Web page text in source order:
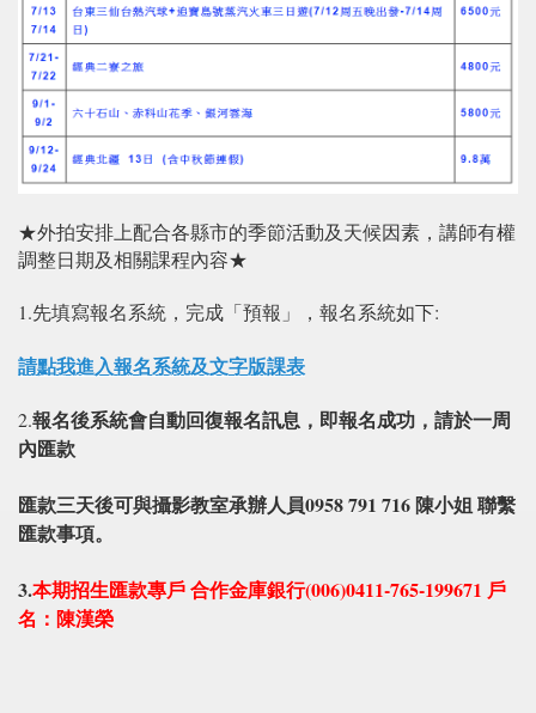
★外拍安排上配合各縣市的季節活動及天候因素，講師有權
調整日期及相關課程內容★
1.先填寫報名系統，完成「預報」，報名系統如下:
請點我進入報名系統及文字版課表
2.報名後系統會自動回復報名訊息，即報名成功，請於一周
內匯款
匯款三天後可與攝影教室承辦人員0958 791 716 陳小姐 聯繫
匯款事項。
3.本期招生匯款專戶 合作金庫銀行(006)0411-765-199671 戶
名：陳漢榮